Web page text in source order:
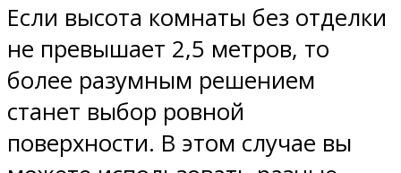
Если высота комнаты без отделки
не превышает 2,5 метров, то
более разумным решением
станет выбор ровной
поверхности. В этом случае вы